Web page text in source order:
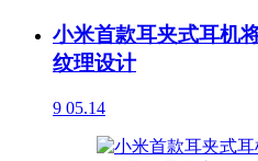
小米首款耳夹式耳机
纹理设计
9 05.14